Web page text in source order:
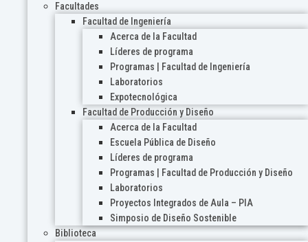
Facultades
Facultad de Ingeniería
Acerca de la Facultad
Líderes de programa
Programas | Facultad de Ingeniería
Laboratorios
Expotecnológica
Facultad de Producción y Diseño
Acerca de la Facultad
Escuela Pública de Diseño
Líderes de programa
Programas | Facultad de Producción y Diseño
Laboratorios
Proyectos Integrados de Aula – PIA
Simposio de Diseño Sostenible
Biblioteca